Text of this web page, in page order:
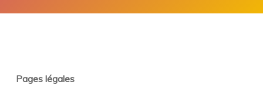
Pages légales